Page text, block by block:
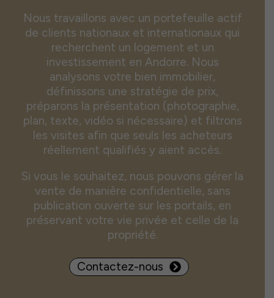
Nous travaillons avec un portefeuille actif
de clients nationaux et internationaux qui
recherchent un logement et un
investissement en Andorre. Nous
analysons votre bien immobilier,
définissons une stratégie de prix,
préparons la présentation (photographie,
plan, texte, vidéo si nécessaire) et filtrons
les visites afin que seuls les acheteurs
réellement qualifiés y aient accès.
Si vous le souhaitez, nous pouvons gérer la
vente de manière confidentielle, sans
publication ouverte sur les portails, en
préservant votre vie privée et celle de la
propriété.
Contactez-nous